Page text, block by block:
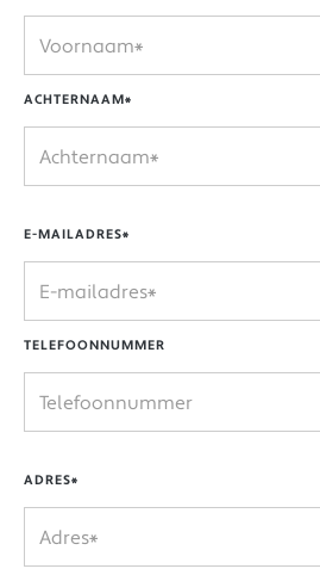
ACHTERNAAM*
E-MAILADRES*
TELEFOONNUMMER
ADRES*